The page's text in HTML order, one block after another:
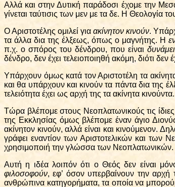
Αλλά και στην Δυτική παράδοσι έχομε την
γίνεται ταύτισις των μεν με τα δε. Η Θεολογία
Ο Αριστοτέλης ομιλεί για ακίνητον κινούν.
τα άλλα δια της έλξεως, όπως ο μαγνήτης. Η
π.χ. ο σπόρος του δένδρου, που είναι δυνάμει
δένδρο, δεν έχει τελειοποιηθή ακόμη, διότι
Υπάρχουν όμως κατά τον Αριστοτέλη τα
και θα υπάρχουν και κινούν τα πάντα δια της
τελειότητα έχει ως αρχή της τα ακίνητα
Τώρα βλέπομε στους Νεοπλατωνικούς τις
της Εκκλησίας όμως βλέπομε έναν άγιο
ακίνητον κινούν, αλλά είναι και κινούμενον.
γράφει εναντίον των Αριστοτελικών και των
χρησιμοποιή την γλώσσα των Νεοπλατωνικών.
Αυτή η ιδέα λοιπόν ότι ο Θεός δεν είναι
φιλοσοφούν, εφ’ όσον υπερβαίνουν την αρχή
ανθρώπινα κατηγορήματα, τα οποία να